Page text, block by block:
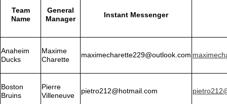
Team
Name
General
Manager
Instant Messenger
Anaheim
Ducks
Maxime
Charette
maximecharette229@outlook.com
Boston
Bruins
Pierre
Villeneuve
pietro212@hotmail.com